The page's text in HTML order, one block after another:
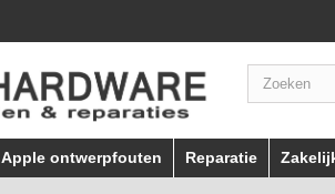
Apple ontwerpfouten Reparatie